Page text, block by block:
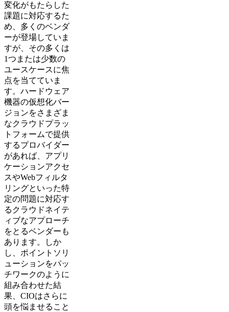
変化がもたらした
課題に対応するた
め、多くのベンダ
ーが登場していま
すが、その多くは
1つまたは少数の
ユースケースに焦
点を当てていま
す。ハードウェア
機器の仮想化バー
ジョンをさまざま
なクラウドプラッ
トフォームで提供
するプロバイダー
があれば、アプリ
ケーションアクセ
スやWebフィルタ
リングといった特
定の問題に対応す
るクラウドネイテ
ィブなアプローチ
をとるベンダーも
あります。しか
し、ポイントソリ
ューションをパッ
チワークのように
組み合わせた結
果、CIOはさらに
頭を悩ませること